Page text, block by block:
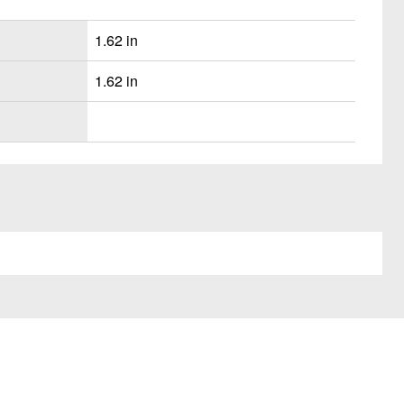
1.62 in
1.62 in